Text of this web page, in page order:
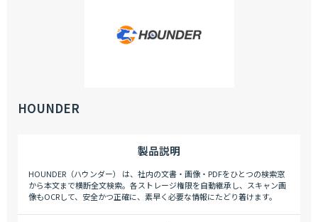
HOUNDER
製品説明
HOUNDER（ハウンダー） は、社内の文書・画像・PDFをひとつの検索窓
から本文まで横断全文検索。各ストレージ権限を自動継承し、スキャン画
像もOCRして、安全かつ正確に、素早く必要な情報にたどり着けます。